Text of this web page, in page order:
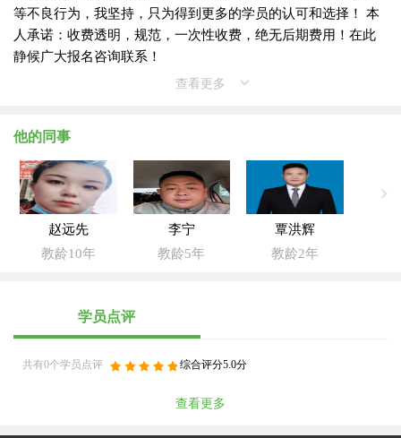
等不良行为，我坚持，只为得到更多的学员的认可和选择！ 本
人承诺：收费透明，规范，一次性收费，绝无后期费用！在此
静候广大报名咨询联系！
查看更多
他的同事
赵远先
教龄10年
李宁
教龄5年
覃洪辉
教龄2年
学员点评
共有0个学员点评 综合评分5.0分
查看更多